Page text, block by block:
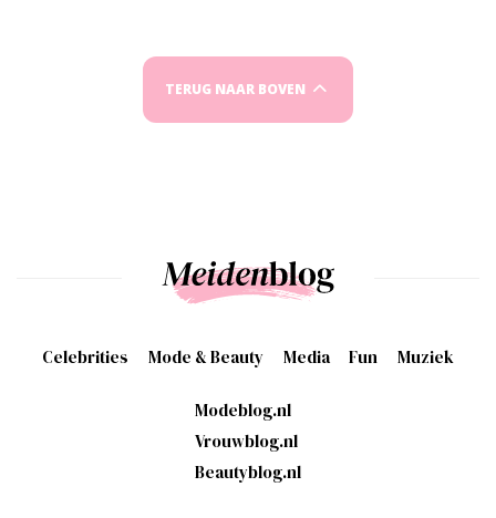
TERUG NAAR BOVEN
Celebrities Mode & Beauty Media Fun Muziek
Modeblog.nl
Vrouwblog.nl
Beautyblog.nl